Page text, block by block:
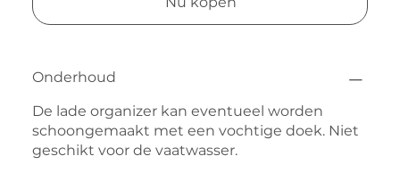
Onderhoud
De lade organizer kan eventueel worden
schoongemaakt met een vochtige doek. Niet
geschikt voor de vaatwasser.